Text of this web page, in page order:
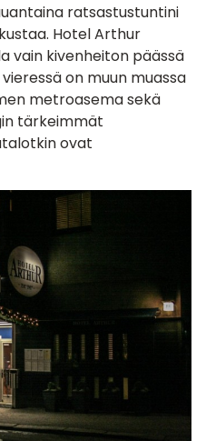
ratsastustuntini
Hotel Arthur
vain kivenheiton päässä
on muun muassa
metroasema sekä
tärkeimmät
ovat